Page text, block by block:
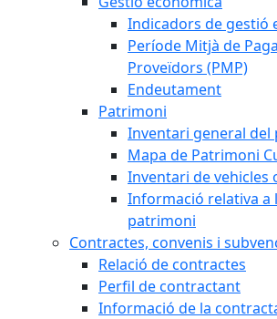
Indicadors de gestió
Període Mitjà de
Proveïdors (PMP)
Endeutament
Patrimoni
Inventari general del
Mapa de Patrimoni
Inventari de vehicles
Informació relativa a
patrimoni
Contractes, convenis i
Relació de contractes
Perfil de contractant
Informació de la